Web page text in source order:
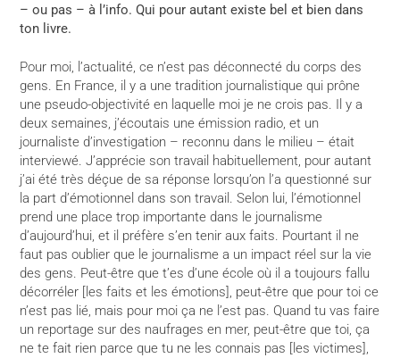
– ou pas – à l’info. Qui pour autant existe bel et bien dans
ton livre.
Pour moi, l’actualité, ce n’est pas déconnecté du corps des
gens. En France, il y a une tradition journalistique qui prône
une pseudo-objectivité en laquelle moi je ne crois pas. Il y a
deux semaines, j’écoutais une émission radio, et un
journaliste d’investigation – reconnu dans le milieu – était
interviewé. J’apprécie son travail habituellement, pour autant
j’ai été très déçue de sa réponse lorsqu’on l’a questionné sur
la part d’émotionnel dans son travail. Selon lui, l’émotionnel
prend une place trop importante dans le journalisme
d’aujourd’hui, et il préfère s’en tenir aux faits. Pourtant il ne
faut pas oublier que le journalisme a un impact réel sur la vie
des gens. Peut-être que t’es d’une école où il a toujours fallu
décorréler [les faits et les émotions], peut-être que pour toi ce
n’est pas lié, mais pour moi ça ne l’est pas. Quand tu vas faire
un reportage sur des naufrages en mer, peut-être que toi, ça
ne te fait rien parce que tu ne les connais pas [les victimes],